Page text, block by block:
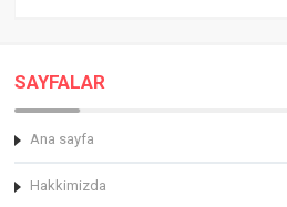
SAYFALAR
Ana sayfa
Hakkimizda